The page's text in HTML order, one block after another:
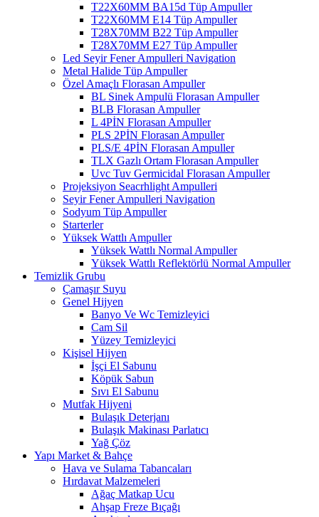
T22X60MM BA15d Tüp Ampuller
T22X60MM E14 Tüp Ampuller
T28X70MM B22 Tüp Ampuller
T28X70MM E27 Tüp Ampuller
Led Seyir Fener Ampulleri Navigation
Metal Halide Tüp Ampuller
Özel Amaçlı Florasan Ampuller
BL Sinek Ampulü Florasan Ampuller
BLB Florasan Ampuller
L 4PİN Florasan Ampuller
PLS 2PİN Florasan Ampuller
PLS/E 4PİN Florasan Ampuller
TLX Gazlı Ortam Florasan Ampuller
Uvc Tuv Germicidal Florasan Ampuller
Projeksiyon Seacrhlight Ampulleri
Seyir Fener Ampulleri Navigation
Sodyum Tüp Ampuller
Starterler
Yüksek Wattlı Ampuller
Yüksek Wattlı Normal Ampuller
Yüksek Wattlı Reflektörlü Normal Ampuller
Temizlik Grubu
Çamaşır Suyu
Genel Hijyen
Banyo Ve Wc Temizleyici
Cam Sil
Yüzey Temizleyici
Kişisel Hijyen
İşçi El Sabunu
Köpük Sabun
Sıvı El Sabunu
Mutfak Hijyeni
Bulaşık Deterjanı
Bulaşık Makinası Parlatıcı
Yağ Çöz
Yapı Market & Bahçe
Hava ve Sulama Tabancaları
Hırdavat Malzemeleri
Ağaç Matkap Ucu
Ahşap Freze Bıçağı